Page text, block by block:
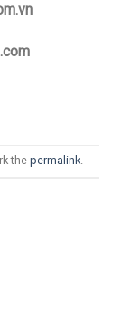
the permalink